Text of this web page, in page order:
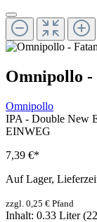
Omnipollo -
Omnipollo
IPA - Double New
EINWEG
7,39 €*
Auf Lager,
zzgl. 0,25 € Pfand
Inhalt: 0.33 Liter